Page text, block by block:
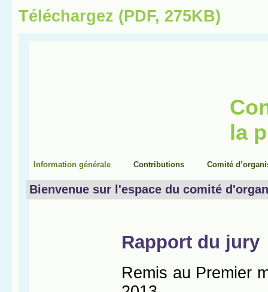
Téléchargez (PDF, 275KB)